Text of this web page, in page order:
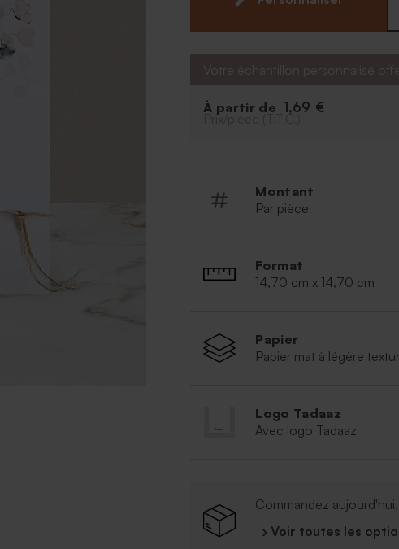
Votre échantillon personnalisé
À partir de 1,69 €
Prix/pièce (T.T.C.)
Montant
Par pièce
Format
14,70 cm x 14,70 cm
Papier
Papier mat à légère
Logo Tadaaz
Avec logo Tadaaz
Commandez
› Voir toutes les